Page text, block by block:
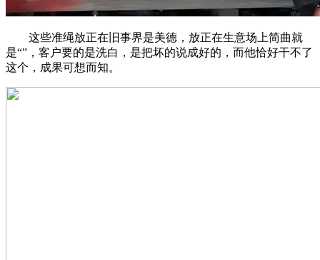
这些准绳放正在旧事界是美德，放正在生意场上简曲就
是“”，客户要的是洗白，是把坏的说成好的，而他恰好干不了
这个，成果可想而知。